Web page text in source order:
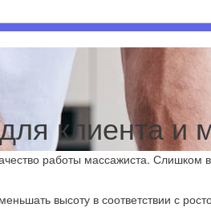
клиента и
работы массажиста.
высоту в соответствии с